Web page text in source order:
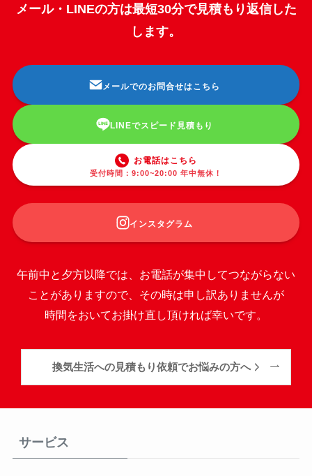
メール・LINEの方は最短30分で見積もり返信した
します。
メールでのお問合せはこちら
LINEでスピード見積もり
お電話はこちら
受付時間：9:00~20:00 年中無休！
インスタグラム
午前中と夕方以降では、お電話が集中してつながらない
ことがありますので、その時は申し訳ありませんが
時間をおいてお掛け直し頂ければ幸いです。
換気生活への見積もり依頼でお悩みの方へ
サービス